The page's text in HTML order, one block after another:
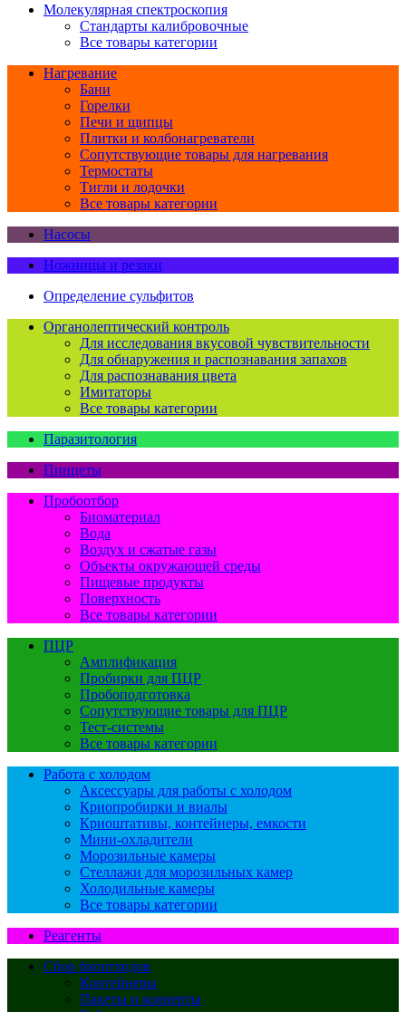
Молекулярная спектроскопия
Стандарты калибровочные
Все товары категории
Нагревание
Бани
Горелки
Печи и щипцы
Плитки и колбонагреватели
Сопутствующие товары для нагревания
Термостаты
Тигли и лодочки
Все товары категории
Насосы
Ножницы и резаки
Определение сульфитов
Органолептический контроль
Для исследования вкусовой чувствительности
Для обнаружения и распознавания запахов
Для распознавания цвета
Имитаторы
Все товары категории
Паразитология
Пинцеты
Пробоотбор
Биоматериал
Вода
Воздух и сжатые газы
Объекты окружающей среды
Пищевые продукты
Поверхность
Все товары категории
ПЦР
Амплификация
Пробирки для ПЦР
Пробоподготовка
Сопутствующие товары для ПЦР
Тест-системы
Все товары категории
Работа с холодом
Аксессуары для работы с холодом
Криопробирки и виалы
Криоштативы, контейнеры, емкости
Мини-охладители
Морозильные камеры
Стеллажи для морозильных камер
Холодильные камеры
Все товары категории
Реагенты
Сбор биоотходов
Контейнеры
Пакеты и конверты